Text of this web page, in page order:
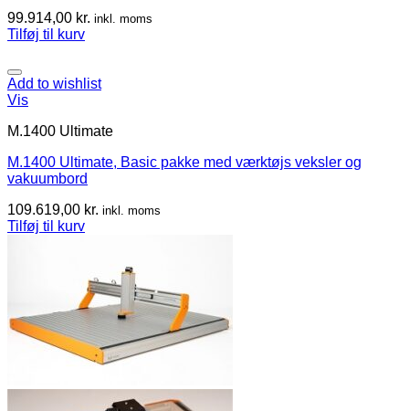
99.914,00 kr. inkl. moms
Tilføj til kurv
Add to wishlist
Vis
M.1400 Ultimate
M.1400 Ultimate, Basic pakke med værktøjs veksler og
vakuumbord
109.619,00 kr. inkl. moms
Tilføj til kurv